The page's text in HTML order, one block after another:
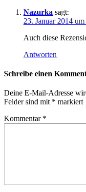
Nazurka sagt:
23. Januar 2014
Auch diese
Antworten
Schreibe einen
Deine E-Mail-Adresse
Felder sind mit * markiert
Kommentar *